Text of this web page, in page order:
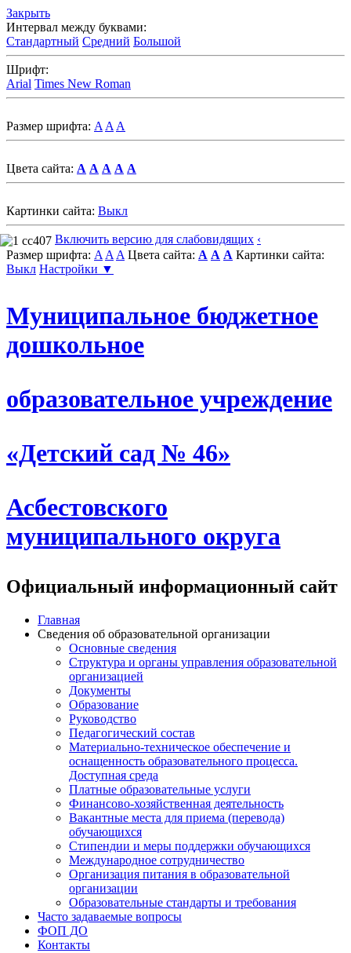
Закрыть
Интервал между буквами:
Стандартный Средний Большой
Шрифт:
Arial Times New Roman
Размер шрифта: A A A
Цвета сайта: A A A A A
Картинки сайта: Выкл
Включить версию для слабовидящих ‹
Размер шрифта: A A A Цвета сайта: A A A Картинки сайта:
Выкл Настройки ▼
Муниципальное бюджетное
дошкольное
образовательное учреждение
«Детский сад № 46»
Асбестовского
муниципального округа
Официальный информационный сайт
Главная
Сведения об образовательной организации
Основные сведения
Структура и органы управления образовательной
организацией
Документы
Образование
Руководство
Педагогический состав
Материально-техническое обеспечение и
оснащенность образовательного процесса.
Доступная среда
Платные образовательные услуги
Финансово-хозяйственная деятельность
Вакантные места для приема (перевода)
обучающихся
Стипендии и меры поддержки обучающихся
Международное сотрудничество
Организация питания в образовательной
организации
Образовательные стандарты и требования
Часто задаваемые вопросы
ФОП ДО
Контакты